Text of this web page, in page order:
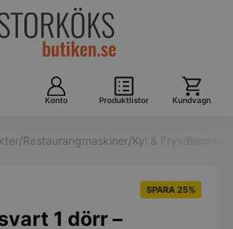
Konto Produktlistor Kundvagn
/Restaurangmaskiner/Kyl & Frys /
SPARA 25%
1 dörr –